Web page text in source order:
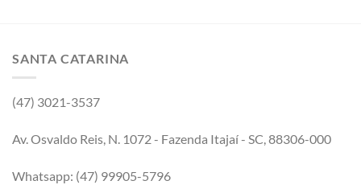
SANTA CATARINA
(47) 3021-3537
Av. Osvaldo Reis, N. 1072 - Fazenda Itajaí - SC, 88306-000
Whatsapp: (47) 99905-5796